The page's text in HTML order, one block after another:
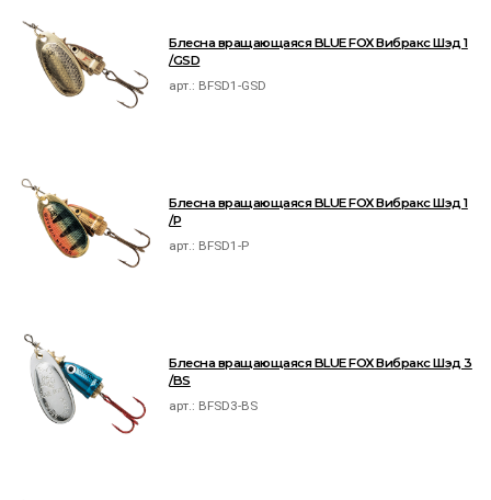
Блесна вращающаяся BLUE FOX Вибракс Шэд 1
/GSD
арт.: BFSD1-GSD
Блесна вращающаяся BLUE FOX Вибракс Шэд 1
/P
арт.: BFSD1-P
Блесна вращающаяся BLUE FOX Вибракс Шэд 3
/BS
арт.: BFSD3-BS